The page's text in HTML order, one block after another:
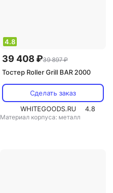
4.8
39 408 ₽39 897 ₽
Тостер Roller Grill BAR 2000
Сделать заказ
WHITEGOODS.RU
4.8
Материал корпуса: металл